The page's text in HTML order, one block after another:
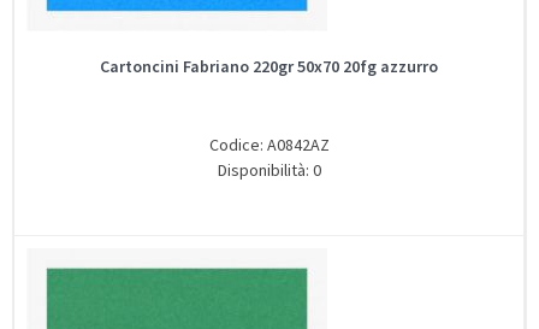
Cartoncini Fabriano 220gr 50x70 20fg azzurro
Codice: A0842AZ
Disponibilità: 0